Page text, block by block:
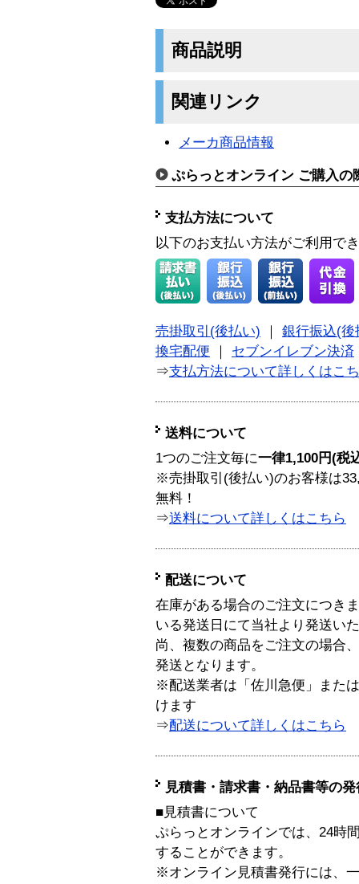
商品説明
関連リンク
メーカ商品情報
ぷらっとオンライン ご購入の
支払方法について
以下のお支払い方法がご利用で
売掛取引(後払い)
銀行振込(後
換宅配便
セブンイレブン決済
⇒支払方法について詳しくはこ
送料について
1つのご注文毎に一律1,100円(税
※売掛取引(後払い)のお客様は
無料！
⇒送料について詳しくはこちら
配送について
在庫がある場合のご注文につき
いる発送日にて当社より発送い
尚、複数の商品をご注文の場合
発送となります。
※配送業者は「佐川急便」また
けます
⇒配送について詳しくはこちら
見積書・請求書・納品書等の
■見積書について
ぷらっとオンラインでは、24時
することができます。
※オンライン見積書発行には、